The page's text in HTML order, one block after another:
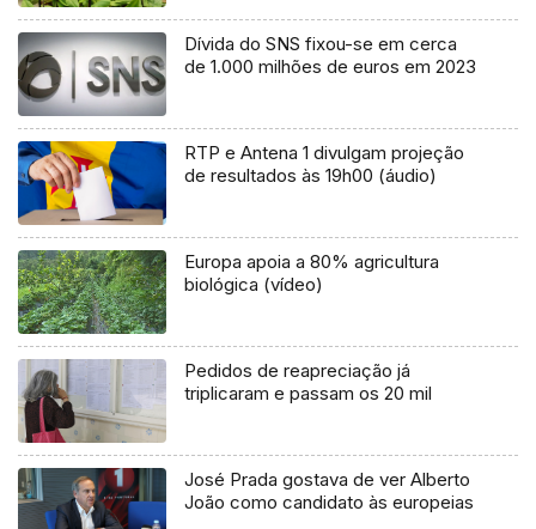
Dívida do SNS fixou-se em cerca
de 1.000 milhões de euros em 2023
RTP e Antena 1 divulgam projeção
de resultados às 19h00 (áudio)
Europa apoia a 80% agricultura
biológica (vídeo)
Pedidos de reapreciação já
triplicaram e passam os 20 mil
José Prada gostava de ver Alberto
João como candidato às europeias